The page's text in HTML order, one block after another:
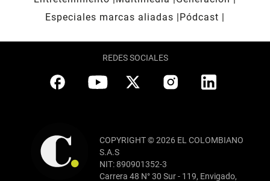
Especiales marcas aliadas
Pódcast
REDES SOCIALES
COPYRIGHT © 2026 EL COLOMBIANO
S.A.S
NIT: 890901352-3
Carrera 48 N° 30 Sur - 119, Envigado,